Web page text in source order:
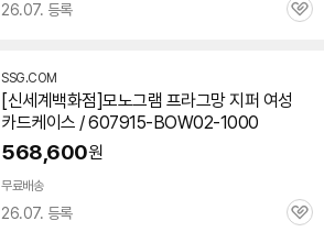
26.07. 등록
관
SSG.COM
[신세계백화점]모노그램 프라그망 지퍼 여성
카드케이스 / 607915-BOW02-1000
568,600원
무료배송
26.07. 등록
관